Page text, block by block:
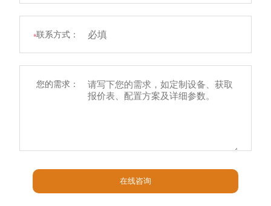
*联系方式：
您的需求：
在线咨询